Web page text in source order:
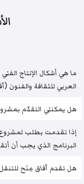
ما هي أشكال الإنتاج
العربي للثقافة والفنون
هل يمكنني التقدّم
إذا تقدمت بطلب
البرنامج الذي يجب أن
هل تقدم آفاق مِنَح